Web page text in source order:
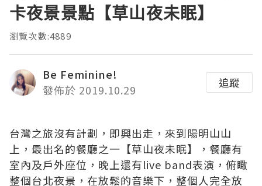
卡夜景景點【草山夜未眠】
瀏覽次數:4889
Be Feminine!
發佈於 2019.10.29
追蹤
台灣之旅沒有計劃，即興出走，來到陽明山山
上，最出名的餐廳之一【草山夜未眠】，餐廳有
室內及戶外座位，晚上還有live band表演，俯瞰
整個台北夜景，在放鬆的音樂下，整個人完全放